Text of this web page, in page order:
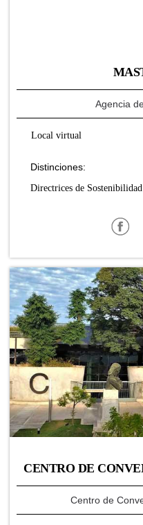
Agencia
Local virtual
Distinciones:
Directrices de
CENTRO DE
Centro de